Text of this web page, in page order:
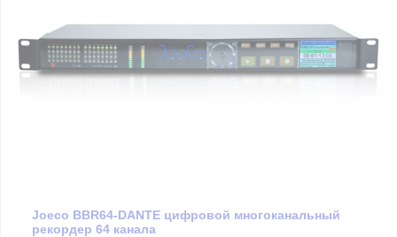
Joeco BBR64-DANTE цифровой многоканальный
рекордер 64 канала